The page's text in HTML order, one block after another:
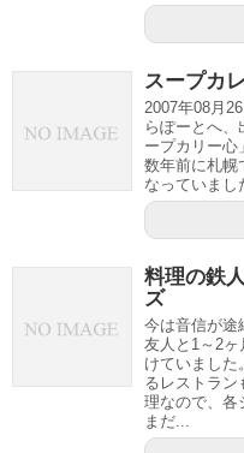
スープカ
2007年08月
らぽーとへ
ープカリー心
数年前に札幌
なっていまし
料理の鉄
ズ
今は音信が途
友人と1～2
けていました
るレストラン
理なので、各
まだ...